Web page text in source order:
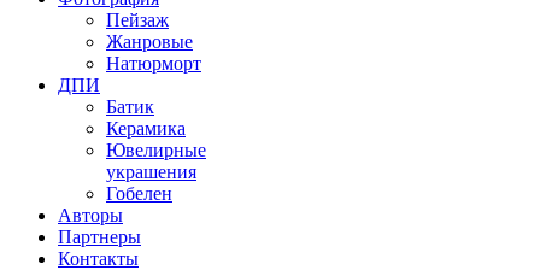
Пейзаж
Жанровые
Натюрморт
ДПИ
Батик
Керамика
Ювелирные
украшения
Гобелен
Авторы
Партнеры
Контакты